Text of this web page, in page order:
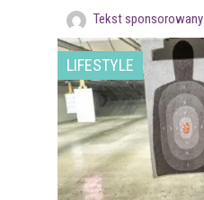
Tekst sponsorowany
LIFESTYLE